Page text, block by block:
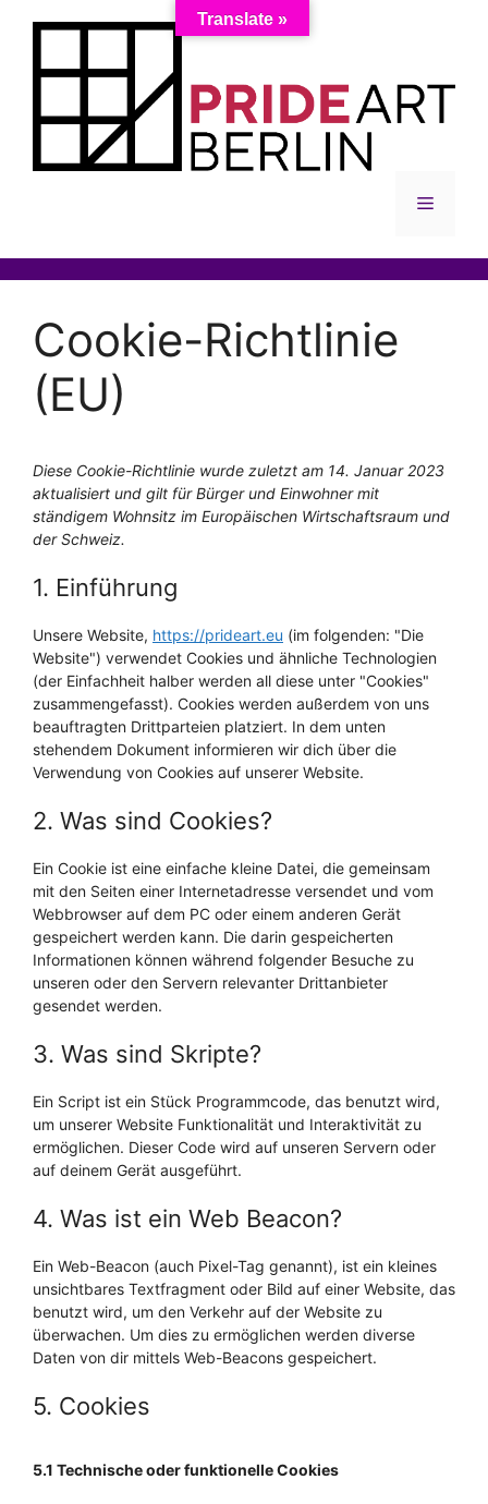
springen
Menü
Cookie-Richtlinie
(EU)
Diese Cookie-Richtlinie wurde zuletzt am 14. Januar 2023
aktualisiert und gilt für Bürger und Einwohner mit
ständigem Wohnsitz im Europäischen Wirtschaftsraum und
der Schweiz.
1. Einführung
Unsere Website, https://prideart.eu (im folgenden: "Die
Website") verwendet Cookies und ähnliche Technologien
(der Einfachheit halber werden all diese unter "Cookies"
zusammengefasst). Cookies werden außerdem von uns
beauftragten Drittparteien platziert. In dem unten
stehendem Dokument informieren wir dich über die
Verwendung von Cookies auf unserer Website.
2. Was sind Cookies?
Ein Cookie ist eine einfache kleine Datei, die gemeinsam
mit den Seiten einer Internetadresse versendet und vom
Webbrowser auf dem PC oder einem anderen Gerät
gespeichert werden kann. Die darin gespeicherten
Informationen können während folgender Besuche zu
unseren oder den Servern relevanter Drittanbieter
gesendet werden.
3. Was sind Skripte?
Ein Script ist ein Stück Programmcode, das benutzt wird,
um unserer Website Funktionalität und Interaktivität zu
ermöglichen. Dieser Code wird auf unseren Servern oder
auf deinem Gerät ausgeführt.
4. Was ist ein Web Beacon?
Ein Web-Beacon (auch Pixel-Tag genannt), ist ein kleines
unsichtbares Textfragment oder Bild auf einer Website, das
benutzt wird, um den Verkehr auf der Website zu
überwachen. Um dies zu ermöglichen werden diverse
Daten von dir mittels Web-Beacons gespeichert.
5. Cookies
5.1 Technische oder funktionelle Cookies
Translate »